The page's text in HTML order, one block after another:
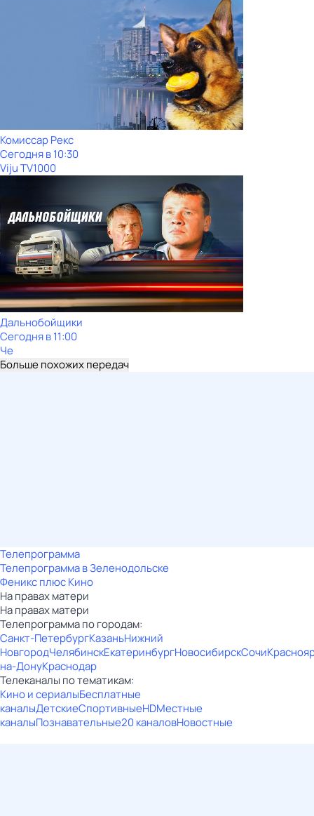
Комиссар Рекс
Сегодня в 10:30
Viju TV1000
Дальнобойщики
Сегодня в 11:00
Че
Больше похожих передач
Телепрограмма
Телепрограмма в Зеленодольске
Феникс плюс Кино
На правах матери
На правах матери
Телепрограмма по городам:
Санкт-ПетербургКазаньНижний
НовгородЧелябинскЕкатеринбургНовосибирскСочи
на-ДонуКраснодар
Телеканалы по тематикам:
Кино и сериалыБесплатные
каналыДетскиеСпортивныеHDМестные
каналыПознавательные20 каналовНовостные